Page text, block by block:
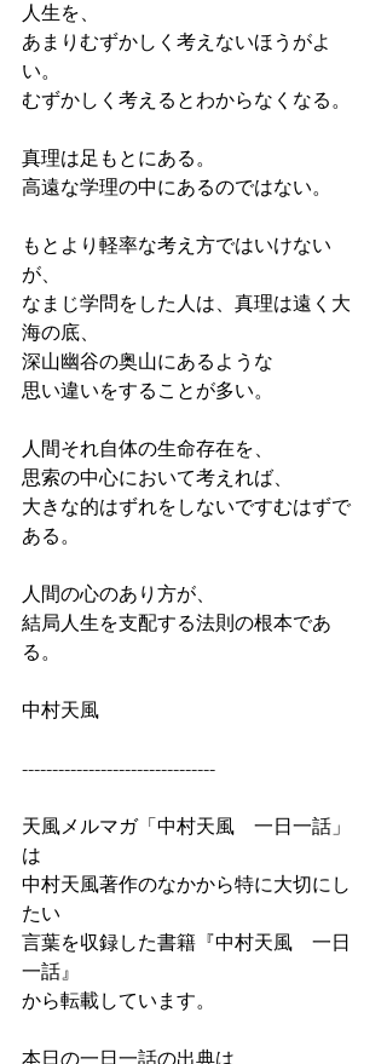
人生を、
あまりむずかしく考えないほうがよ
い。
むずかしく考えるとわからなくなる。
真理は足もとにある。
高遠な学理の中にあるのではない。
もとより軽率な考え方ではいけない
が、
なまじ学問をした人は、真理は遠く大
海の底、
深山幽谷の奥山にあるような
思い違いをすることが多い。
人間それ自体の生命存在を、
思索の中心において考えれば、
大きな的はずれをしないですむはずで
ある。
人間の心のあり方が、
結局人生を支配する法則の根本であ
る。
中村天風
--------------------------------
天風メルマガ「中村天風　一日一話」
は
中村天風著作のなかから特に大切にし
たい
言葉を収録した書籍『中村天風　一日
一話』
から転載しています。
本日の一日一話の出典は